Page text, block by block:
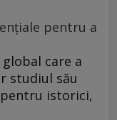
pentru a
care a
studiul său
istorici,